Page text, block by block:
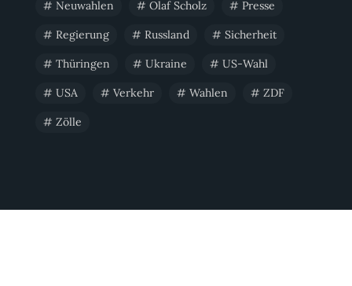
Neuwahlen Olaf Scholz Presse
Regierung Russland Sicherheit
Thüringen Ukraine US-Wahl
USA Verkehr Wahlen ZDF
Zölle